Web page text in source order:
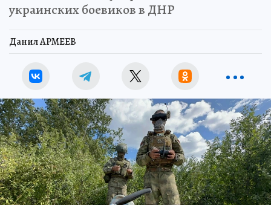
украинских боевиков в ДНР
Данил АРМЕЕВ